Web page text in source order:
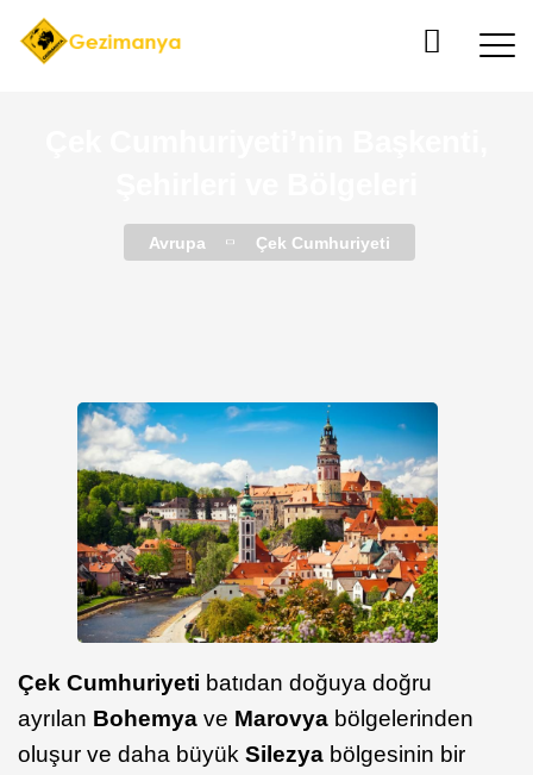
Avrupa Çek Cumhuriyeti
Çek Cumhuriyeti batıdan doğuya doğru
ayrılan Bohemya ve Marovya bölgelerinden
oluşur ve daha büyük Silezya bölgesinin bir